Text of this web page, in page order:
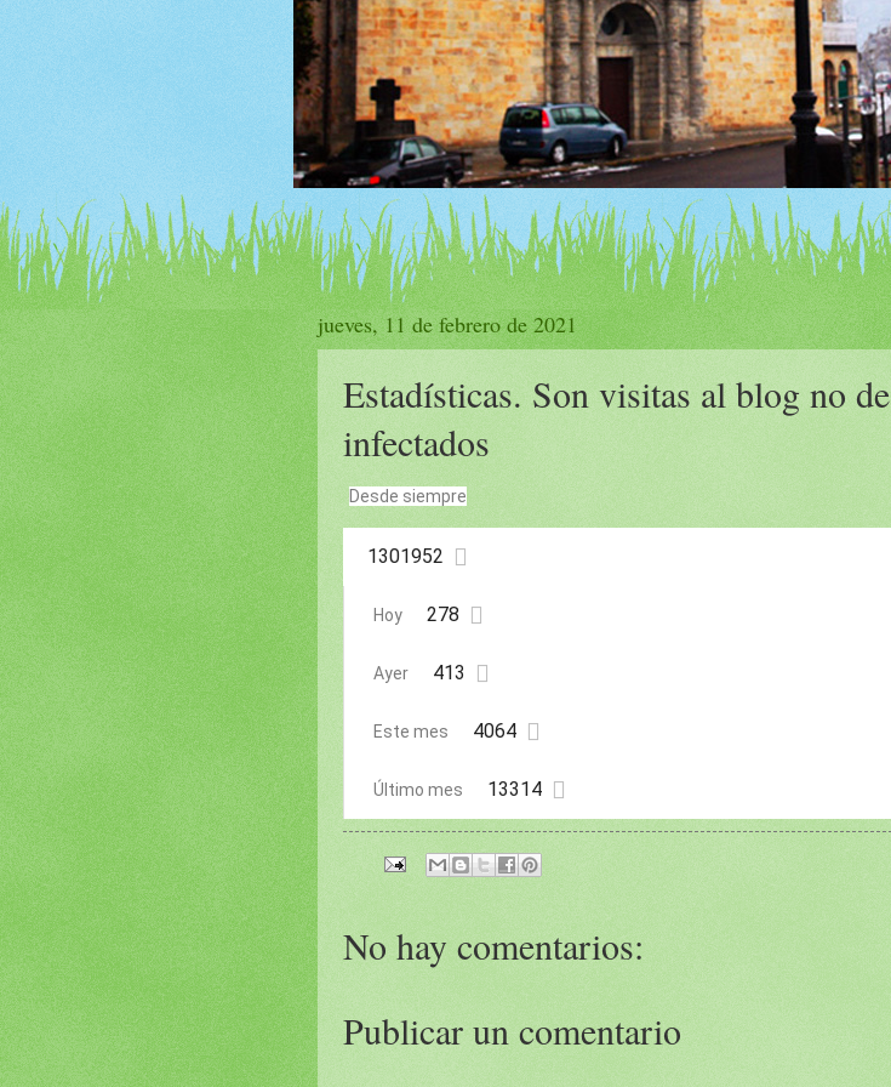
jueves, 11 de febrero de 2021
Estadísticas. Son visitas al blog no de
infectados
Desde siempre
1301952 
Hoy 278 
Ayer 413 
Este mes 4064 
Último mes 13314 
No hay comentarios:
Publicar un comentario